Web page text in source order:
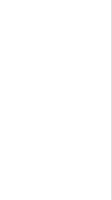
soins des
médicale,
des
Québec; et sur
et des